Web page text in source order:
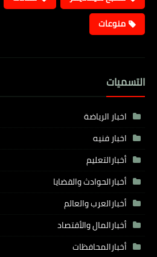
منوعات
التسميات
اخبار الرياضة
اخبار فنيه
أخبارالتعليم
أخبارالحوادث والقضايا
أخبارالعرب والعالم
أخبارالمال والأقتصاد
أخبارالمحافظات